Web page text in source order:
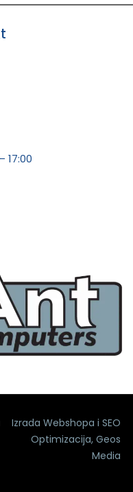
17:00
Izrada Webshopa iSEO
Optimizacija,Geos
Media